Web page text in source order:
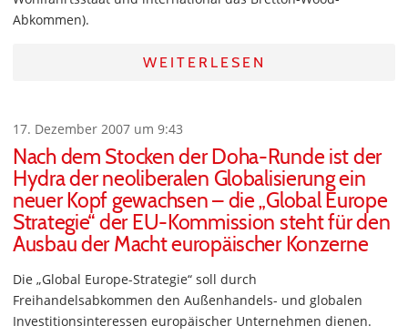
Abkommen).
WEITERLESEN
17. Dezember 2007 um 9:43
Nach dem Stocken der Doha-Runde ist der
Hydra der neoliberalen Globalisierung ein
neuer Kopf gewachsen – die „Global Europe
Strategie“ der EU-Kommission steht für den
Ausbau der Macht europäischer Konzerne
Die „Global Europe-Strategie“ soll durch
Freihandelsabkommen den Außenhandels- und globalen
Investitionsinteressen europäischer Unternehmen dienen.